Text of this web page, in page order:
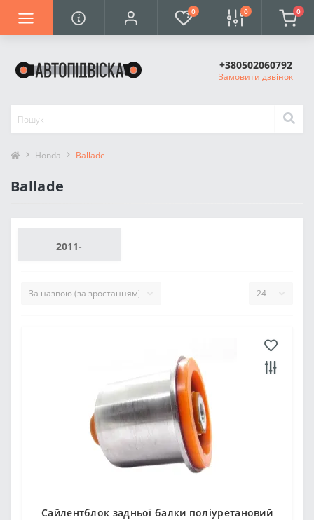
0 0 0
+380502060792
Замовити дзвінок
Honda Ballade
Ballade
2011-
Сайлентблок задньої балки поліуретановий